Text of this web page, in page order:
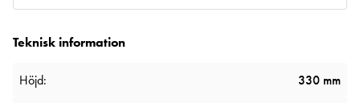
Teknisk information
Höjd: 330 mm